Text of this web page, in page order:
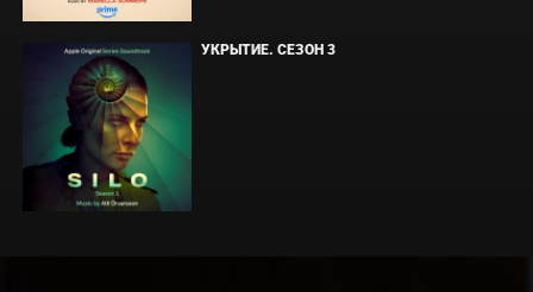
УКРЫТИЕ. СЕЗОН 3